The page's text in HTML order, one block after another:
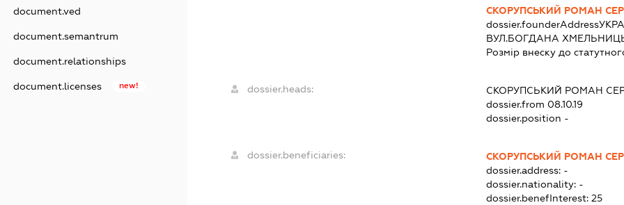
document.ved
document.semantrum
document.relationships
document.licenses new!
СКОРУПСЬКИЙ РОМАН
dossier.founderAddress
ВУЛ.БОГДАНА
Розмір внеску до
dossier.heads: СКОРУПСЬКИЙ РОМАН
dossier.from 08.10.19
dossier.position -
dossier.beneficiaries:
СКОРУПСЬКИЙ РОМАН
dossier.address: -
dossier.nationality: -
dossier.benefInterest:25